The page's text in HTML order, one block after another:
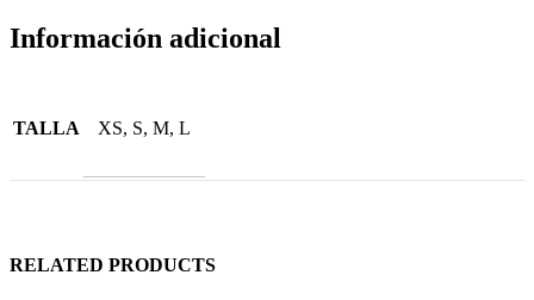
Información adicional
TALLA XS, S, M, L
RELATED PRODUCTS